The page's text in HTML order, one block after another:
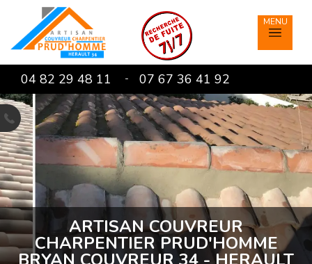
04 82 29 48 11 - 07 67 36 41 92